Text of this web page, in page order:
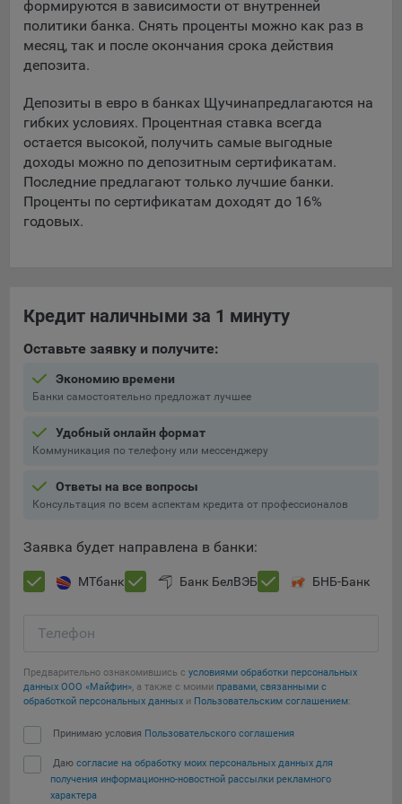
5.4. Создание и предоставление персонализированной
рекламы пользователю.
применяемые при регистрации либо входе в систему, или
для оставления отзыва либо комментария. Данные файлы
cookie используются в целях обеспечения корректной
работы сайтов и полноценного использования его
функционала пользователем, не могут быть отключены в
системах. Вместе с тем, пользователь может настроить
браузер, чтобы он блокировал такие файлы сookie или
уведомлял пользователя об их использовании — но в таком
используются для обеспечения работы некоторых
предпочтений пользователя, в том числе имени
пользователя или выбора языка, и для предотвращения
повторных прохождений опросов пользователями.
пользователей с сайтом.
контента. Данные файлы cookie собирают информацию о
выборе пользователя на сайте и его предпочтениях и
выбранном пользователем городе и других местных
настраивать сайт.
Яндекс.Метрика, Google Analytics. Данные файлы cookie
использовал сайты, и позволяют Обществу вносить в них
улучшения.
сайта Общества посещаются чаще всего, помогают
выявлять трудности, возникающие при использовании
сайта, а также позволяют оценить эффективность
рекламы. Благодаря этому у Общества есть возможность
Сохранить мои изменения
Сохранить по умолчанию
формируются в зависимости от внутренней
политики банка. Снять проценты можно как раз в
месяц, так и после окончания срока действия
депозита.
Депозиты в евро в банках Щучинапредлагаются на
гибких условиях. Процентная ставка всегда
остается высокой, получить самые выгодные
доходы можно по депозитным сертификатам.
Последние предлагают только лучшие банки.
Проценты по сертификатам доходят до 16%
годовых.
Кредит наличными за 1 минуту
Оставьте заявку и получите:
Экономию времени
Банки самостоятельно предложат лучшее
Удобный онлайн формат
Коммуникация по телефону или мессенджеру
Ответы на все вопросы
Консультация по всем аспектам кредита от профессионалов
Заявка будет направлена в банки:
МТбанк Банк БелВЭБ БНБ-Банк
Телефон
Предварительно ознакомившись с условиями обработки персональных
данных ООО «Майфин», а также с моими правами, связанными с
обработкой персональных данных и Пользовательским соглашением:
Принимаю условия Пользовательского соглашения
Даю согласие на обработку моих персональных данных для
получения информационно-новостной рассылки рекламного
характера